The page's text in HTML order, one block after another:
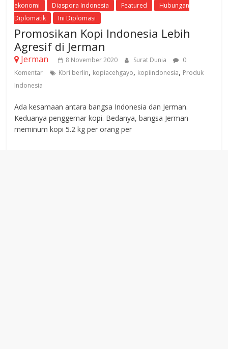
ekonomi
Diaspora Indonesia Featured
Hubungan
Diplomatik
Ini Diplomasi
Promosikan Kopi Indonesia Lebih
Agresif di Jerman
Jerman 8 November 2020 Surat Dunia
0
Komentar
Kbri berlin, kopiacehgayo, kopiindonesia, Produk
Indonesia
Ada kesamaan antara bangsa Indonesia dan Jerman.
Keduanya penggemar kopi. Bedanya, bangsa Jerman
meminum kopi 5.2 kg per orang per